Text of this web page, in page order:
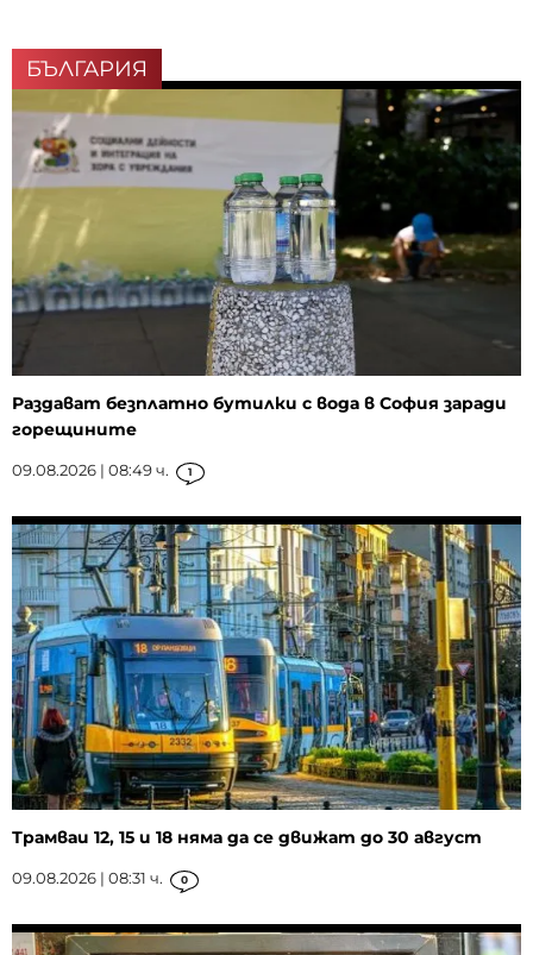
БЪЛГАРИЯ
Раздават безплатно бутилки с вода в София заради
горещините
09.08.2026 | 08:49 ч. 1
Трамваи 12, 15 и 18 няма да се движат до 30 август
09.08.2026 | 08:31 ч. 0